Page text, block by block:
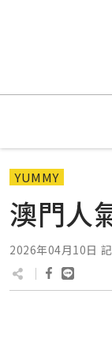
YUMMY
澳門人
2026年04月10日